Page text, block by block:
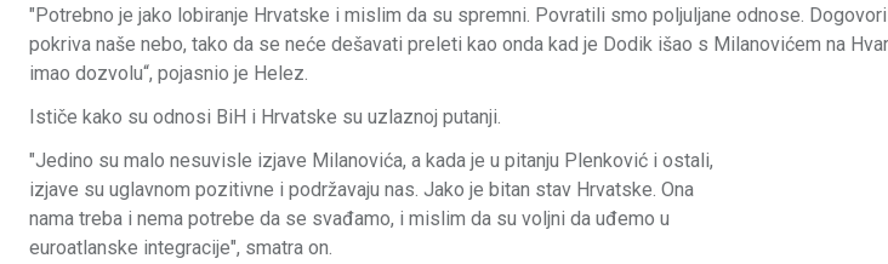
"Potrebno je jako lobiranje Hrvatske i mislim da su spremni. Povratili smo poljuljane odnose.
pokriva naše nebo, tako da se neće dešavati preleti kao onda kad je Dodik išao s Milanovićem na
imao dozvolu“, pojasnio je Helez.
Ističe kako su odnosi BiH i Hrvatske su uzlaznoj putanji.
"Jedino su malo nesuvisle izjave Milanovića, a kada je u pitanju Plenković i ostali,
izjave su uglavnom pozitivne i podržavaju nas. Jako je bitan stav Hrvatske. Ona
nama treba i nema potrebe da se svađamo, i mislim da su voljni da uđemo u
euroatlanske integracije", smatra on.